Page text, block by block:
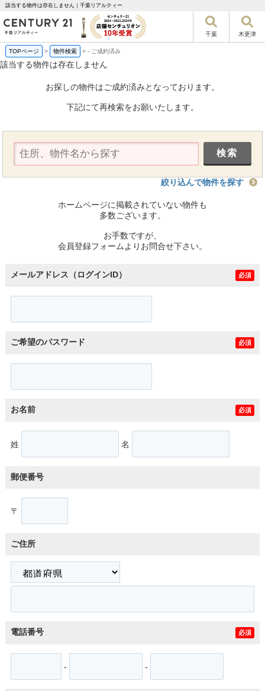
該当する物件は存在しません｜千葉リアルティー
千葉 木更津
TOPページ > 物件検索 >- ご成約済み
該当する物件は存在しません
お探しの物件はご成約済みとなっております。
下記にて再検索をお願いたします。
絞り込んで物件を探す
ホームページに掲載されていない物件も
多数ございます。
お手数ですが、
会員登録フォームよりお問合せ下さい。
メールアドレス（ログインID） 必須
ご希望のパスワード 必須
お名前 必須
姓 名
郵便番号
〒
ご住所
電話番号 必須
- -